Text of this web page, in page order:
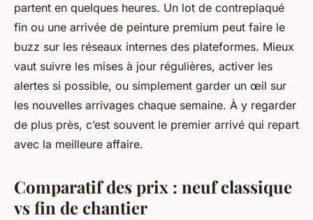
partent en quelques heures. Un lot de contreplaqué
fin ou une arrivée de peinture premium peut faire le
buzz sur les réseaux internes des plateformes. Mieux
vaut suivre les mises à jour régulières, activer les
alertes si possible, ou simplement garder un œil sur
les nouvelles arrivages chaque semaine. À y regarder
de plus près, c’est souvent le premier arrivé qui repart
avec la meilleure affaire.
Comparatif des prix : neuf classique
vs fin de chantier